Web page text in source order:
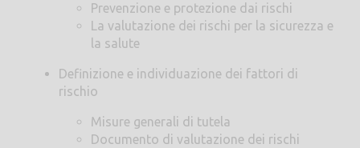
Prevenzione e protezione dai rischi
La valutazione dei rischi per la sicurezza e
la salute
Definizione e individuazione dei fattori di
rischio
Misure generali di tutela
Documento di valutazione dei rischi